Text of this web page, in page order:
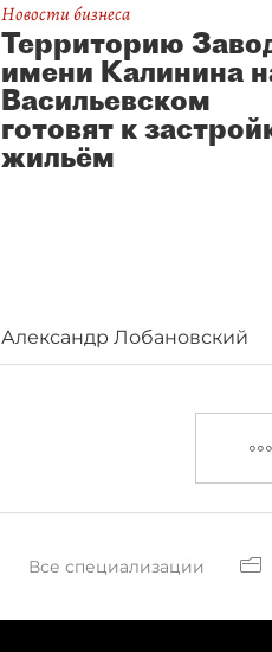
Новости бизнеса
Территорию
имени Калинина
Васильевском
готовят к
жильём
Александр Лобановский
Все специализации